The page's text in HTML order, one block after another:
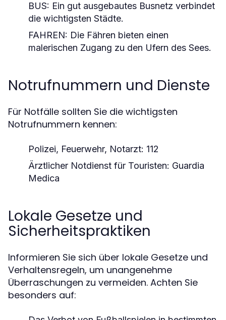
BUS: Ein gut ausgebautes Busnetz verbindet
die wichtigsten Städte.
FAHREN: Die Fähren bieten einen
malerischen Zugang zu den Ufern des Sees.
Notrufnummern und Dienste
Für Notfälle sollten Sie die wichtigsten
Notrufnummern kennen:
Polizei, Feuerwehr, Notarzt: 112
Ärztlicher Notdienst für Touristen: Guardia
Medica
Lokale Gesetze und
Sicherheitspraktiken
Informieren Sie sich über lokale Gesetze und
Verhaltensregeln, um unangenehme
Überraschungen zu vermeiden. Achten Sie
besonders auf: